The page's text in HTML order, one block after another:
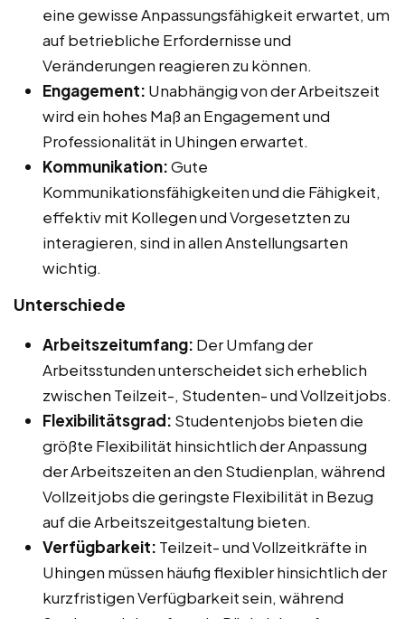
eine gewisse Anpassungsfähigkeit erwartet, um
auf betriebliche Erfordernisse und
Veränderungen reagieren zu können.
Engagement: Unabhängig von der Arbeitszeit
wird ein hohes Maß an Engagement und
Professionalität in Uhingen erwartet.
Kommunikation:Gute
Kommunikationsfähigkeiten und die Fähigkeit,
effektiv mit Kollegen und Vorgesetzten zu
interagieren, sind in allen Anstellungsarten
wichtig.
Unterschiede
Arbeitszeitumfang: Der Umfang der
Arbeitsstunden unterscheidet sich erheblich
zwischen Teilzeit-, Studenten- und Vollzeitjobs.
Flexibilitätsgrad: Studentenjobs bieten die
größte Flexibilität hinsichtlich der Anpassung
der Arbeitszeiten an den Studienplan, während
Vollzeitjobs die geringste Flexibilität in Bezug
auf die Arbeitszeitgestaltung bieten.
Verfügbarkeit: Teilzeit- und Vollzeitkräfte in
Uhingen müssen häufig flexibler hinsichtlich der
kurzfristigen Verfügbarkeit sein, während